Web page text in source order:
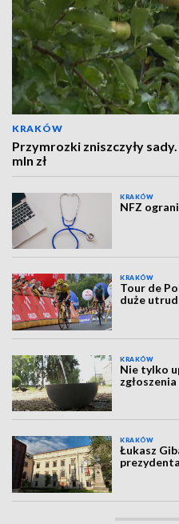
KRAKÓW
Przymrozki zniszczyły
mln zł
KRAKÓW
NFZ
KRAKÓW
Tour de
duże
KRAKÓW
Nie tylko
KRAKÓW
Łukasz